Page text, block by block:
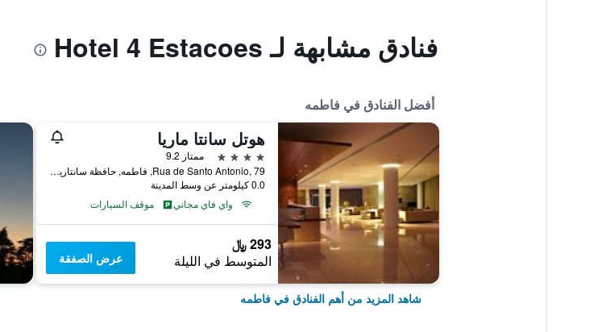
فنادق مشابهة لـ Hotel 4 Estacoes
أفضل الفنادق في فاطمه
هوتل سانتا ماريا
4 نجوم
ممتاز 9.2
Rua de Santo Antonio, 79, فاطمه, حافظة سانتاريم, البرتغال
0.0 كيلومتر عن وسط المدينة
واي فاي مجاني
موقف السيارات
293 ﷼
المتوسط في الليلة عرض الصفقة
شاهد المزيد من أهم الفنادق في فاطمه